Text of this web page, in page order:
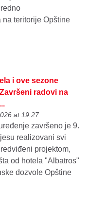
teritorije Opštine
i ove sezone
radovi na
at 19:27
završeno je 9.
realizovani svi
projektom,
od hotela "Albatros"
dozvole Opštine